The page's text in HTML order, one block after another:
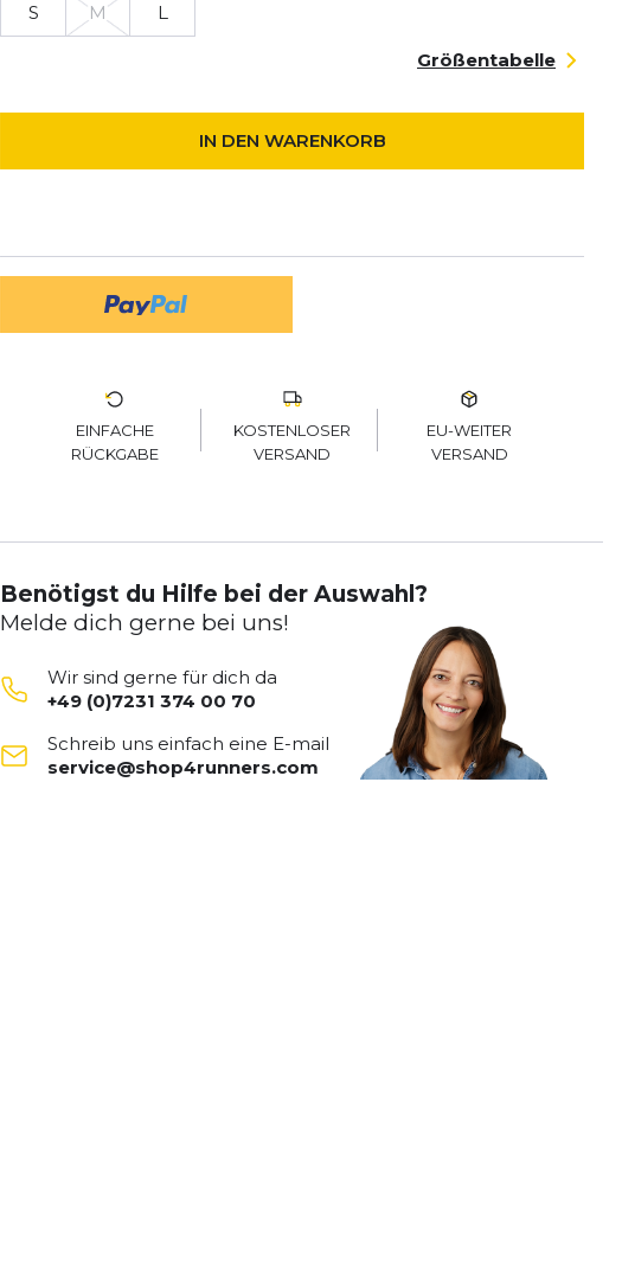
S M L
Größentabelle
IN DEN WARENKORB
EINFACHE
RÜCKGABE
KOSTENLOSER
VERSAND
EU-WEITER
VERSAND
Benötigst du Hilfe bei der Auswahl?
Melde dich gerne bei uns!
Wir sind gerne für dich da
+49 (0)7231 374 00 70
Schreib uns einfach eine E-mail
service@shop4runners.com